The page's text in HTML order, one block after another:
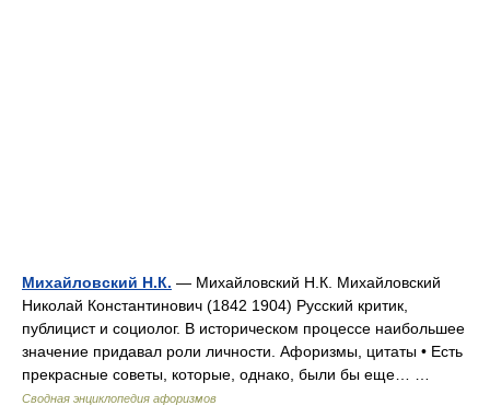
Михайловский Н.К. — Михайловский Н.К. Михайловский
Николай Константинович (1842 1904) Русский критик,
публицист и социолог. В историческом процессе наибольшее
значение придавал роли личности. Афоризмы, цитаты • Есть
прекрасные советы, которые, однако, были бы еще… …
Сводная энциклопедия афоризмов